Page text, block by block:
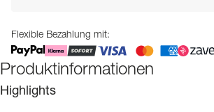
Flexible Bezahlung mit:
Produktinformationen
Highlights